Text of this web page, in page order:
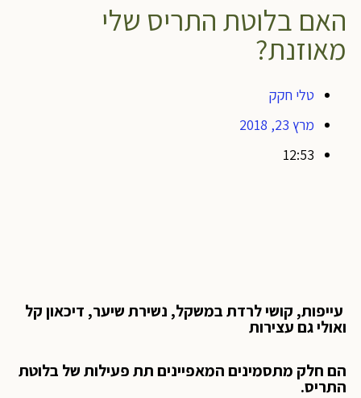
האם בלוטת התריס שלי
מאוזנת?
טלי חקק
מרץ 23, 2018
12:53
עייפות, קושי לרדת במשקל, נשירת שיער, דיכאון קל
ואולי גם עצירות
הם חלק מתסמינים המאפיינים תת פעילות של בלוטת
התריס.